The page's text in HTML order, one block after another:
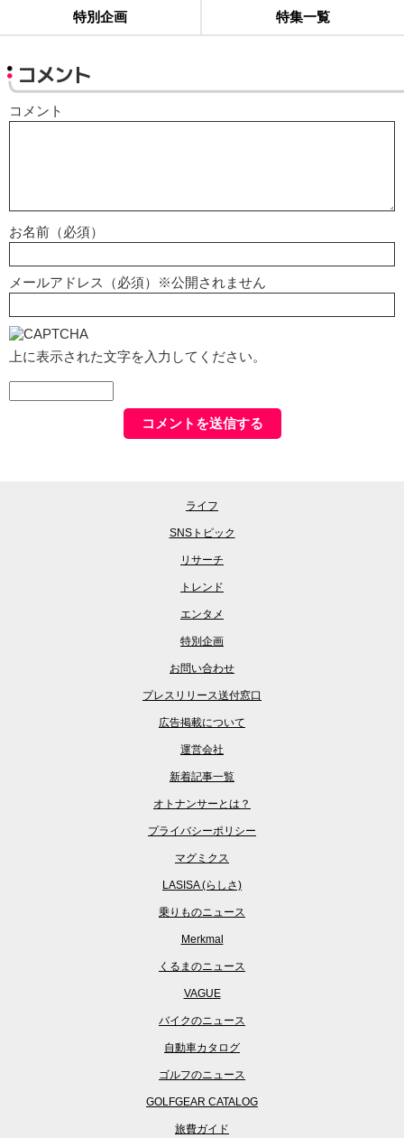
特別企画 特集一覧
コメント
コメント
お名前（必須）
メールアドレス（必須）※公開されません
上に表示された文字を入力してください。
ライフ
SNSトピック
リサーチ
トレンド
エンタメ
特別企画
お問い合わせ
プレスリリース送付窓口
広告掲載について
運営会社
新着記事一覧
オトナンサーとは？
プライバシーポリシー
マグミクス
LASISA (らしさ)
乗りものニュース
Merkmal
くるまのニュース
VAGUE
バイクのニュース
自動車カタログ
ゴルフのニュース
GOLFGEAR CATALOG
旅費ガイド